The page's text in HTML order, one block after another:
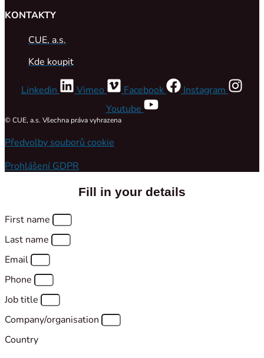
KONTAKTY
CUE, a.s.
Kde koupit
Linkedin Vimeo Facebook
Instagram
Youtube
© CUE, a.s. Všechna práva vyhrazena
Předvolby souborů cookie
Prohlášení GDPR
Fill in your details
First name
Last name
Email
Phone
Job title
Company/organisation
Country